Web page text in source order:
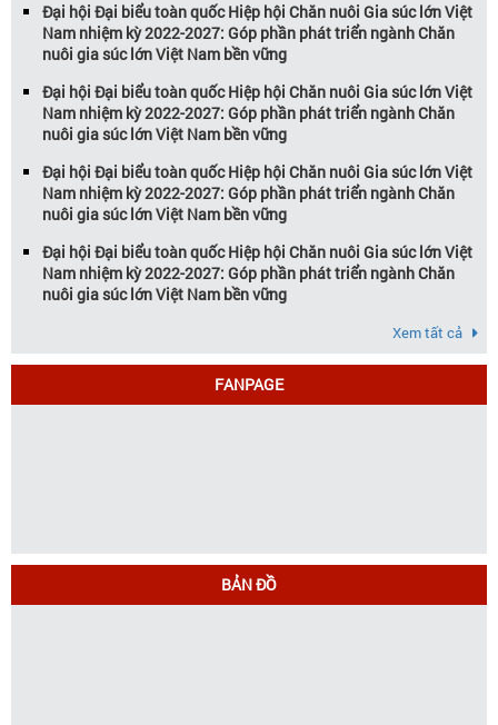
Đại hội Đại biểu toàn quốc Hiệp hội Chăn nuôi Gia súc lớn Việt
Nam nhiệm kỳ 2022-2027: Góp phần phát triển ngành Chăn
nuôi gia súc lớn Việt Nam bền vững
Đại hội Đại biểu toàn quốc Hiệp hội Chăn nuôi Gia súc lớn Việt
Nam nhiệm kỳ 2022-2027: Góp phần phát triển ngành Chăn
nuôi gia súc lớn Việt Nam bền vững
Đại hội Đại biểu toàn quốc Hiệp hội Chăn nuôi Gia súc lớn Việt
Nam nhiệm kỳ 2022-2027: Góp phần phát triển ngành Chăn
nuôi gia súc lớn Việt Nam bền vững
Đại hội Đại biểu toàn quốc Hiệp hội Chăn nuôi Gia súc lớn Việt
Nam nhiệm kỳ 2022-2027: Góp phần phát triển ngành Chăn
nuôi gia súc lớn Việt Nam bền vững
Xem tất cả
FANPAGE
BẢN ĐỒ